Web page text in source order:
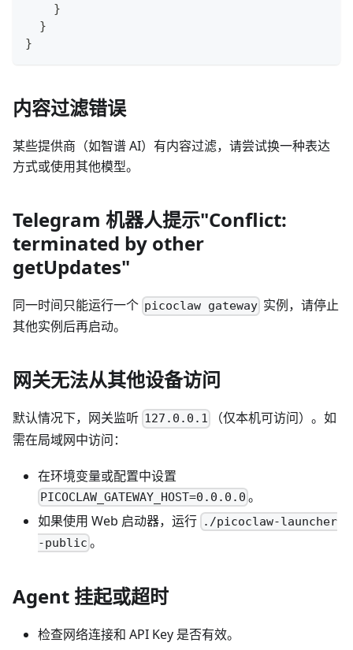
}
}
}
内容过滤错误
某些提供商（如智谱 AI）有内容过滤，请尝试换一种表达
方式或使用其他模型。
Telegram 机器人提示"Conflict:
terminated by other
getUpdates"
同一时间只能运行一个 picoclaw gateway 实例，请停止
其他实例后再启动。
网关无法从其他设备访问
默认情况下，网关监听 127.0.0.1
（仅本机可访问）。如
需在局域网中访问：
在环境变量或配置中设置
PICOCLAW_GATEWAY_HOST=0.0.0.0 。
如果使用 Web 启动器，运行 ./picoclaw-launcher
-public 。
Agent 挂起或超时
检查网络连接和 API Key 是否有效。